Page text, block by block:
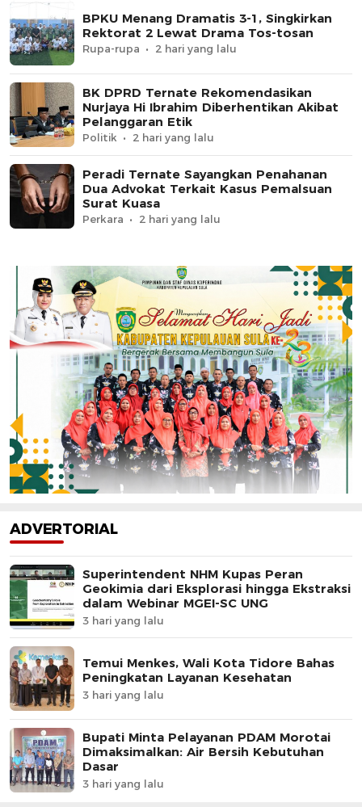
BPKU Menang Dramatis 3-1, Singkirkan
Rektorat 2 Lewat Drama Tos-tosan
Rupa-rupa 2 hari yang lalu
BK DPRD Ternate Rekomendasikan
Nurjaya Hi Ibrahim Diberhentikan Akibat
Pelanggaran Etik
Politik 2 hari yang lalu
Peradi Ternate Sayangkan Penahanan
Dua Advokat Terkait Kasus Pemalsuan
Surat Kuasa
Perkara 2 hari yang lalu
ADVERTORIAL
Superintendent NHM Kupas Peran
Geokimia dari Eksplorasi hingga Ekstraksi
dalam Webinar MGEI-SC UNG
3 hari yang lalu
Temui Menkes, Wali Kota Tidore Bahas
Peningkatan Layanan Kesehatan
3 hari yang lalu
Bupati Minta Pelayanan PDAM Morotai
Dimaksimalkan: Air Bersih Kebutuhan
Dasar
3 hari yang lalu